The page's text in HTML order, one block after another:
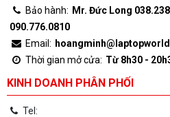
Bảo hành: Mr. Đức Long
090.776.0810
Email:
Thời gian mở cửa: Từ 8h30 -
KINH DOANH PHÂN PHỐI
Tel: